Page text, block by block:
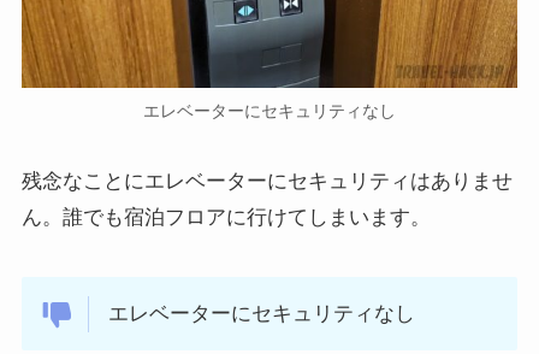
エレベーターにセキュリティなし
残念なことにエレベーターにセキュリティはありませ
ん。誰でも宿泊フロアに行けてしまいます。
エレベーターにセキュリティなし